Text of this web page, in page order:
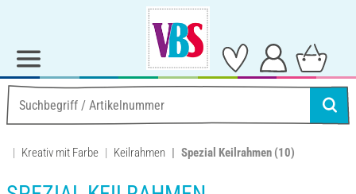
Kreativ mit Farbe Keilrahmen Spezial Keilrahmen (10)